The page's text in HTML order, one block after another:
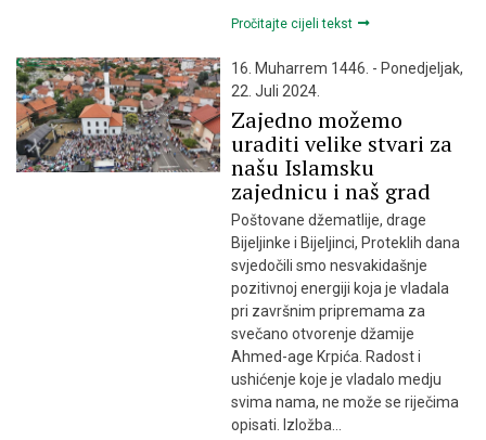
Pročitajte cijeli tekst
16. Muharrem 1446. - Ponedjeljak,
22. Juli 2024.
Zajedno možemo
uraditi velike stvari za
našu Islamsku
zajednicu i naš grad
Poštovane džematlije, drage
Bijeljinke i Bijeljinci, Proteklih dana
svjedočili smo nesvakidašnje
pozitivnoj energiji koja je vladala
pri završnim pripremama za
svečano otvorenje džamije
Ahmed-age Krpića. Radost i
ushićenje koje je vladalo medju
svima nama, ne može se riječima
opisati. Izložba…